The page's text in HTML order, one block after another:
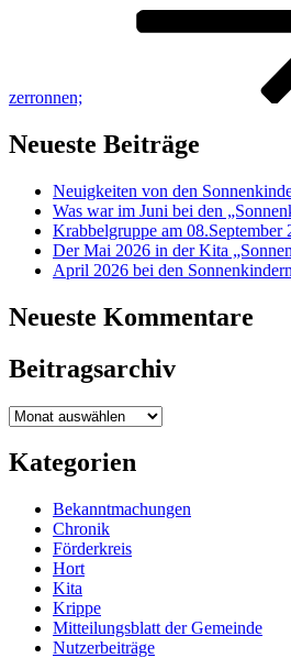
zerronnen;
Neueste Beiträge
Neuigkeiten von den
Was war im Juni bei den
Krabbelgruppe am 08.September
Der Mai 2026 in der Kita
April 2026 bei den Sonnenkindern
Neueste Kommentare
Beitragsarchiv
Beitragsarchiv
Kategorien
Bekanntmachungen
Chronik
Förderkreis
Hort
Kita
Krippe
Mitteilungsblatt der Gemeinde
Nutzerbeiträge